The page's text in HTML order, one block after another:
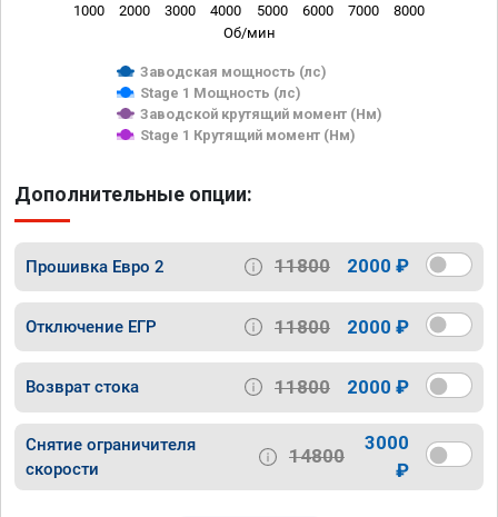
Об/мин
Заводская мощность (лс)
Stage 1 Мощность (лс)
Заводской крутящий момент (Нм)
Stage 1 Крутящий момент (Нм)
1000 2000 3000 4000 5000 6000 7000 8000
Дополнительные опции:
Прошивка Евро 2 11800 2000 ₽
Отключение ЕГР 11800 2000 ₽
Возврат стока 11800 2000 ₽
Снятие ограничителя
скорости
14800
3000
₽